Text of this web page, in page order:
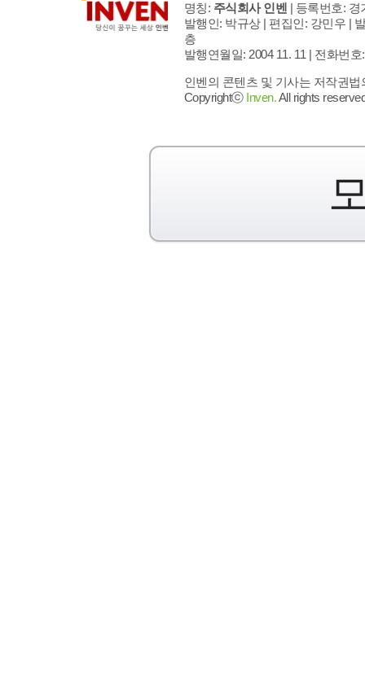
명칭: 주식회사 인벤 | 등록번호: 경
발행인: 박규상 | 편집인: 강민우 |
층
발행연월일: 2004 11. 11 | 전화번호
인벤의 콘텐츠 및 기사는 저작권
Copyrightⓒ Inven.All rights